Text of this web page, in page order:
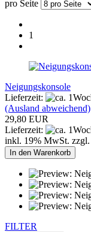
pro Seite
1
Neigungskonsole
Lieferzeit:
(Ausland abweichend)
29,80 EUR
Lieferzeit:
inkl. 19% MwSt. zzgl.
In den Warenkorb
FILTER